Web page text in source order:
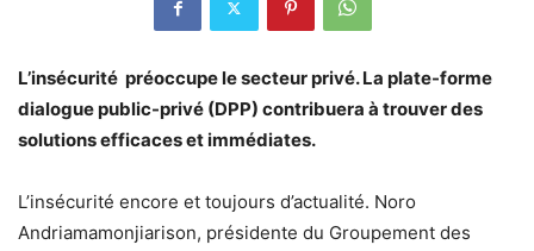
L’insécurité préoccupe le secteur privé. La plate-forme
dialogue public-privé (DPP) contribuera à trouver des
solutions efficaces et immédiates.
L’insécurité encore et toujours d’actualité. Noro
Andriamamon­jiarison, présidente du Groupement des